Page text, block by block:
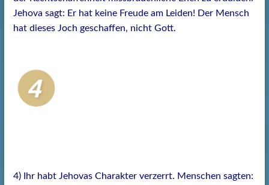
Jehova sagt: Er hat keine Freude am Leiden! Der Mensch
hat dieses Joch geschaffen, nicht Gott.
4) Ihr habt Jehovas Charakter verzerrt. Menschen sagten: